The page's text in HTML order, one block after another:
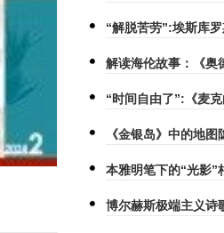
“解脱苦劳”:埃斯库
解读海伦故事：《
“时间自由了”:《麦
《金银岛》中的地
本雅明笔下的“光影
博尔赫斯极端主义诗